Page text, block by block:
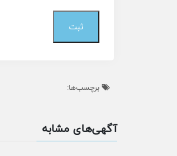
برچسب‌ها:
آگهی‌های مشابه